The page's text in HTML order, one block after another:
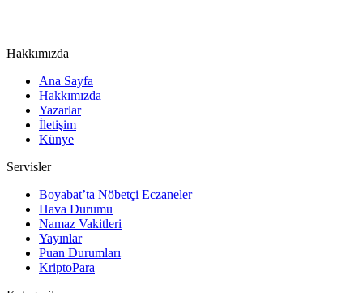
Hakkımızda
Ana Sayfa
Hakkımızda
Yazarlar
İletişim
Künye
Servisler
Boyabat’ta Nöbetçi Eczaneler
Hava Durumu
Namaz Vakitleri
Yayınlar
Puan Durumları
KriptoPara